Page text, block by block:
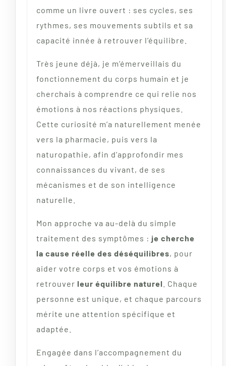
comme un livre ouvert : ses cycles, ses
rythmes, ses mouvements subtils et sa
capacité innée à retrouver l’équilibre.
Très jeune déjà, je m’émerveillais du
fonctionnement du corps humain et je
cherchais à comprendre ce qui relie nos
émotions à nos réactions physiques.
Cette curiosité m’a naturellement menée
vers la pharmacie, puis vers la
naturopathie, afin d’approfondir mes
connaissances du vivant, de ses
mécanismes et de son intelligence
naturelle.
Mon approche va au-delà du simple
traitement des symptômes : je cherche
la cause réelle des déséquilibres, pour
aider votre corps et vos émotions à
retrouver leur équilibre naturel
. Chaque
personne est unique, et chaque parcours
mérite une attention spécifique et
adaptée.
Engagée dans l’accompagnement du